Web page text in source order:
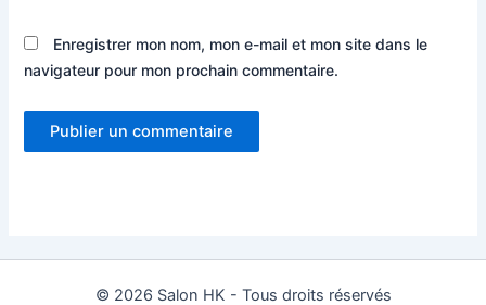
Enregistrer mon nom, mon e-mail et mon site dans le
navigateur pour mon prochain commentaire.
© 2026 Salon HK - Tous droits réservés